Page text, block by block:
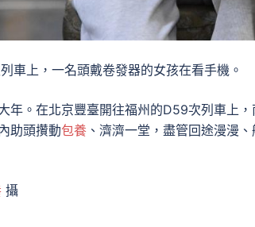
上，一名頭戴卷發器的女孩在看手機。
年。在北京豐臺開往福州的D59次列車上
助頭攢動包養 、濟濟一堂，盡管回途漫漫
攝